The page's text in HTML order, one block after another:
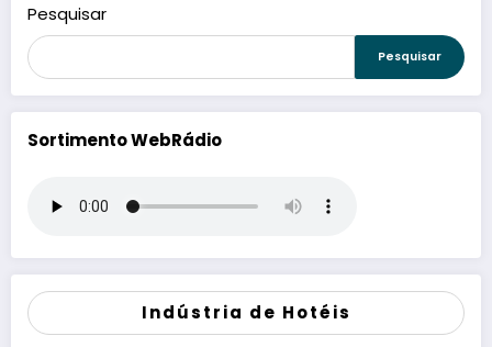
Pesquisar
Pesquisar
Sortimento WebRádio
Indústria de Hotéis